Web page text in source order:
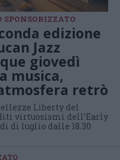
SPONSORIZZATO
edizione
Jazz
giovedì
musica,
retrò
Liberty del
virtuosismi dell’Early
di luglio dalle 18.30